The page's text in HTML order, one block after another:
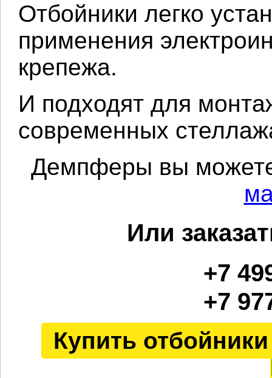
Отбойники легко
применения
крепежа.
И подходят для
современных
Демпферы вы
Или
+7
+7
Купить